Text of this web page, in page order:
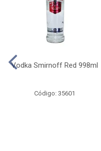
Vodka Smirnoff Red 998ml
Código: 35601